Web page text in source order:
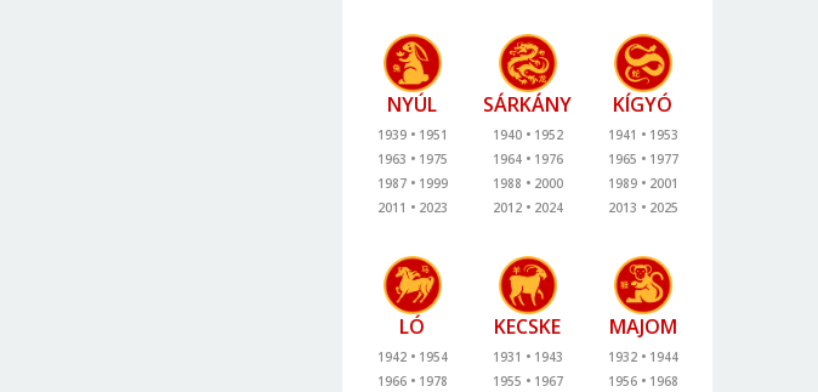
NYÚL
1939
1951
1963
1975
1987
1999
2011
2023
SÁRKÁNY
1940
1952
1964
1976
1988
2000
2012
2024
KÍGYÓ
1941
1953
1965
1977
1989
2001
2013
2025
LÓ
1942
1954
1966
1978
KECSKE
1931
1943
1955
1967
MAJOM
1932
1944
1956
1968